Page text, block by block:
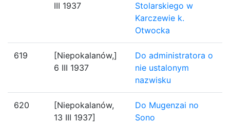
III 1937
Stolarskiego w
Karczewie k.
Otwocka
619
[Niepokalanów,]
6 III 1937
Do administratora o
nie ustalonym
nazwisku
620
[Niepokalanów,
13 III 1937]
Do Mugenzai no
Sono